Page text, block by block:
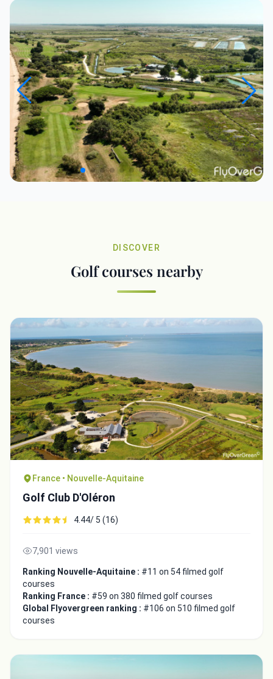
DISCOVER
Golf courses nearby
France • Nouvelle-Aquitaine
Golf Club D'Oléron
4.44/ 5 (16)
7,901 views
Ranking Nouvelle-Aquitaine : #11 on 54 filmed golf
courses
Ranking France : #59 on 380 filmed golf courses
Global Flyovergreen ranking : #106 on 510 filmed golf
courses